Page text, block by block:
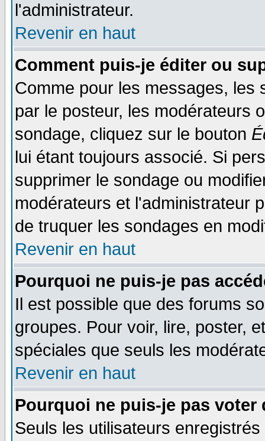
l'administrateur.
Revenir en haut
Comment puis-je éditer ou
Comme pour les messages, les
par le posteur, les modérateurs
sondage, cliquez sur le bouton
lui étant toujours associé. Si
supprimer le sondage ou
modérateurs et l'administrateur
de truquer les sondages en
Revenir en haut
Pourquoi ne puis-je pas
Il est possible que des forums
groupes. Pour voir, lire, poster,
spéciales que seuls les
Revenir en haut
Pourquoi ne puis-je pas voter
Seuls les utilisateurs